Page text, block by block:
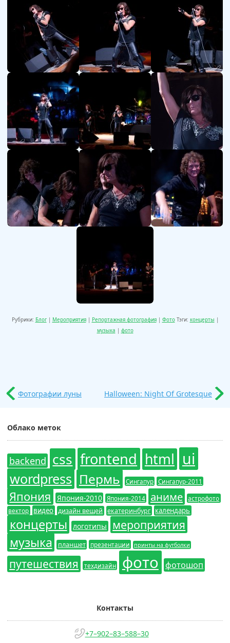
Рубрики: Блог| Мероприятия| Репортажная фотография| ФотоТэги: концерты |
музыка | фото
Фотографии луны Halloween: Night Of Grotesque
Облако меток
backend css frontend html ui
wordpress Пермь Сингапур Сингапур-2011
Япония Япония-2010 Япония-2014 аниме
астрофото
вектор
видео дизайн вещей екатеринбург календарь
концерты логотипы мероприятия
музыка планшет презентации принты на футболки
путешествия техдизайн фото фотошоп
Контакты
+7–902–83–588–30